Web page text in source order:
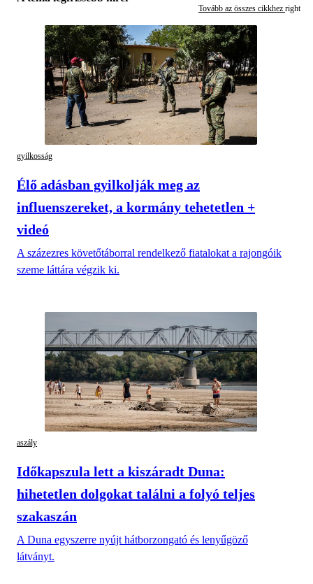
Tovább az összes cikkhez
gyilkosság
Élő adásban gyilkolják meg az
influenszereket, a kormány tehetetlen +
videó
A százezres követőtáborral rendelkező fiatalokat a rajongóik
szeme láttára végzik ki.
aszály
Időkapszula lett a kiszáradt Duna:
hihetetlen dolgokat találni a folyó teljes
szakaszán
A Duna egyszerre nyújt hátborzongató és lenyűgöző
látványt.